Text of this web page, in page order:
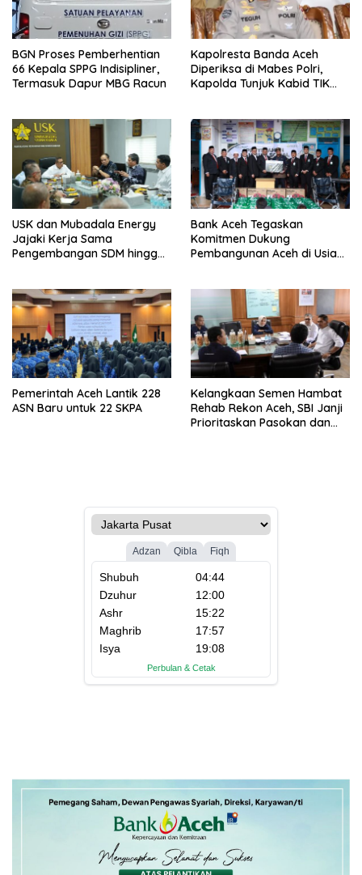
BGN Proses Pemberhentian
66 Kepala SPPG Indisipliner,
Termasuk Dapur MBG Racun
Kapolresta Banda Aceh
Diperiksa di Mabes Polri,
Kapolda Tunjuk Kabid TIK
USK dan Mubadala Energy
Jajaki Kerja Sama
Pengembangan SDM hingga
Bank Aceh Tegaskan
Komitmen Dukung
Pembangunan Aceh di Usia
Pemerintah Aceh Lantik 228
ASN Baru untuk 22 SKPA
Kelangkaan Semen Hambat
Rehab Rekon Aceh, SBI Janji
Prioritaskan Pasokan dan